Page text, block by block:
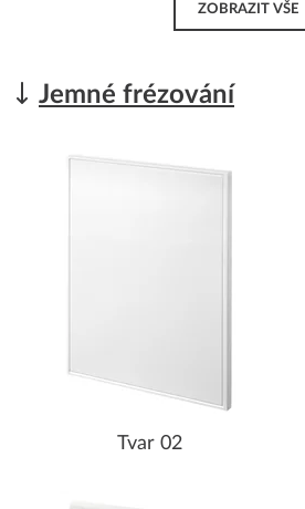
ZOBRAZIT VŠE
Jemné frézování
Tvar 02